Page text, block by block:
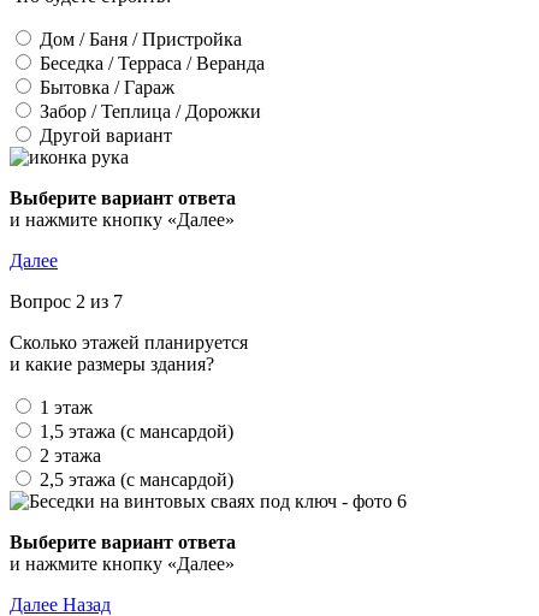
Дом / Баня / Пристройка
Беседка / Терраса / Веранда
Бытовка / Гараж
Забор / Теплица / Дорожки
Другой вариант
Выберите вариант ответа
и нажмите кнопку «Далее»
Далее
Вопрос 2 из 7
Сколько этажей планируется
и какие размеры здания?
1 этаж
1,5 этажа (с мансардой)
2 этажа
2,5 этажа (с мансардой)
Выберите вариант ответа
и нажмите кнопку «Далее»
Далее Назад